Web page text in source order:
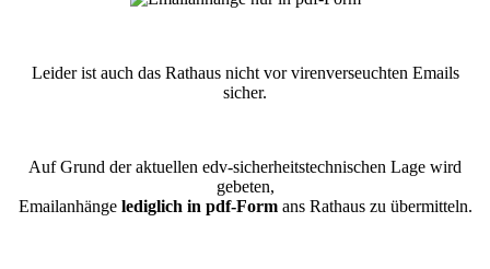
Leider ist auch das Rathaus nicht vor virenverseuchten Emails
sicher.
Auf Grund der aktuellen edv-sicherheitstechnischen Lage wird
gebeten,
Emailanhänge lediglich in pdf-Formans Rathaus zu übermitteln.